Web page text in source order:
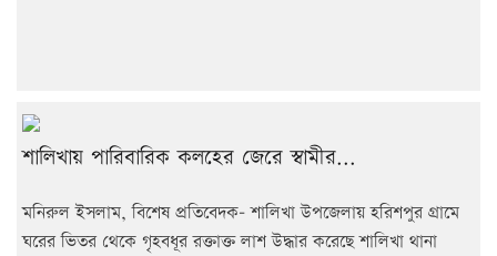
শালিখায় পারিবারিক কলহের জেরে স্বামীর...
মনিরুল ইসলাম, বিশেষ প্রতিবেদক- শালিখা উপজেলায় হরিশপুর গ্রামে
ঘরের ভিতর থেকে গৃহবধূর রক্তাক্ত লাশ উদ্ধার করেছে শালিখা থানা